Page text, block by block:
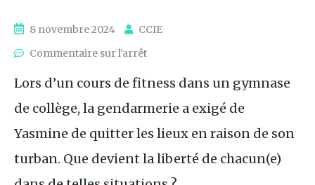
8 novembre 2024
CCIE
Commentaire sur l'arrêt
Lors d’un cours de fitness dans un gymnase
de collège, la gendarmerie a exigé de
Yasmine de quitter les lieux en raison de son
turban. Que devient la liberté de chacun(e)